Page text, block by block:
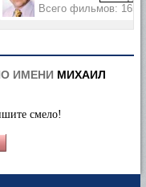
Всего фильмов: 165
ИМЕНИ МИХАИЛ
смело!